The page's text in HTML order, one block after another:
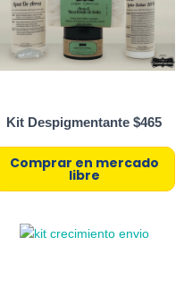
Kit Despigmentante $465
Comprar en mercado
libre